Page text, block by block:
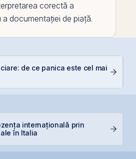
corectă a
documentației de piață.
de ce panica este cel mai
internațională prin
în Italia